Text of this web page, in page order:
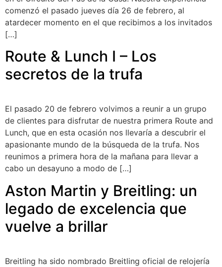
comenzó el pasado jueves día 26 de febrero, al
atardecer momento en el que recibimos a los invitados
[…]
Route & Lunch I – Los
secretos de la trufa
El pasado 20 de febrero volvimos a reunir a un grupo
de clientes para disfrutar de nuestra primera Route and
Lunch, que en esta ocasión nos llevaría a descubrir el
apasionante mundo de la búsqueda de la trufa. Nos
reunimos a primera hora de la mañana para llevar a
cabo un desayuno a modo de […]
Aston Martin y Breitling: un
legado de excelencia que
vuelve a brillar
Breitling ha sido nombrado Breitling oficial de relojería